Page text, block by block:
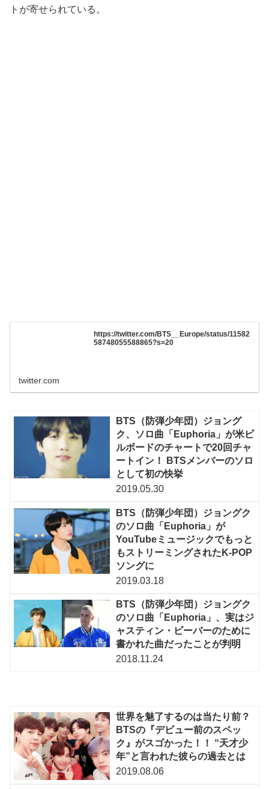
トが寄せられている。
https://twitter.com/BTS__Europe/status/11582
58748055588865?s=20
twitter.com
BTS（防弾少年団）ジョング
ク、ソロ曲「Euphoria」が米ビ
ルボードのチャートで20回チャ
ートイン！ BTSメンバーのソロ
として初の快挙
2019.05.30
BTS（防弾少年団）ジョングク
のソロ曲「Euphoria」が
YouTubeミュージックでもっと
もストリーミングされたK-POP
ソングに
2019.03.18
BTS（防弾少年団）ジョングク
のソロ曲「Euphoria」、実はジ
ャスティン・ビーバーのために
書かれた曲だったことが判明
2018.11.24
世界を魅了するのは当たり前？
BTSの『デビュー前のスペッ
ク』がスゴかった！！ “天才少
年”と言われた彼らの過去とは
2019.08.06